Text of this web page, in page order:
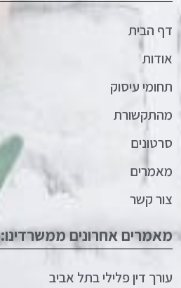
דף הבית
אודות
תחומי עיסוק
מהתקשורת
סרטונים
מאמרים
צור קשר
מאמרים אחרונים ממשרדינו:
עורך דין פלילי בתל אביב